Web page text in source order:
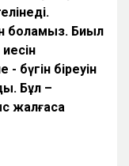
боламыз. Биыл
бүгін біреуін
Бұл –
жалғаса